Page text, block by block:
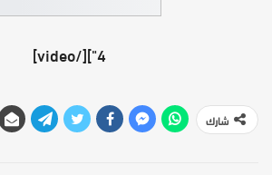
4"][/video]
شارك